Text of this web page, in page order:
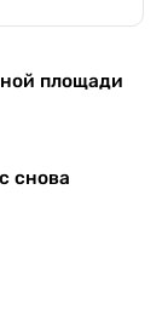
площади
снова